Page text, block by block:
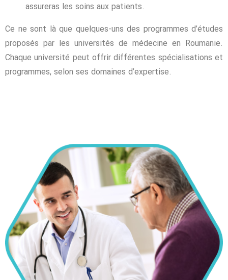
assureras les soins aux patients.
Ce ne sont là que quelques-uns des programmes d’études
proposés par les universités de médecine en Roumanie.
Chaque université peut offrir différentes spécialisations et
programmes, selon ses domaines d’expertise.